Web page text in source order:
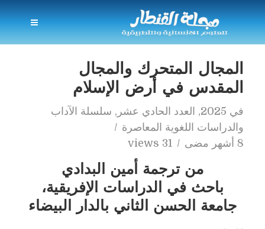
المجال المتحرك والمجال
المقدس في أرض الإسلام
في 2025
, العدد الحادي عشر , سلسلة الآداب
والدراسات اللغوية المعاصرة
8 أشهر مضى
31 views
من ترجمة أمين البدادي
باحث في الدراسات الإفريقية،
جامعة الحسن الثاني بالدار البيضاء